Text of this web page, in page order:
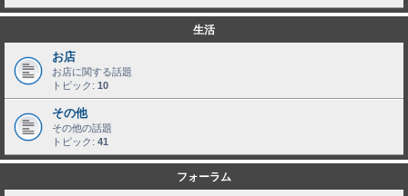
生活
お店
お店に関する話題
トピック: 10
その他
その他の話題
トピック: 41
フォーラム